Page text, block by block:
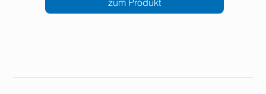
zum Produkt